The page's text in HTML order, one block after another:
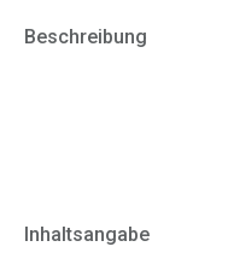
Beschreibung
Inhaltsangabe